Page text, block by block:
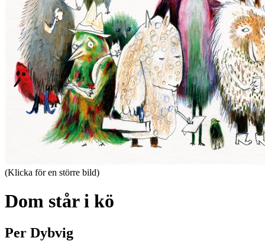
(Klicka för en större bild)
Dom står i kö
Per Dybvig